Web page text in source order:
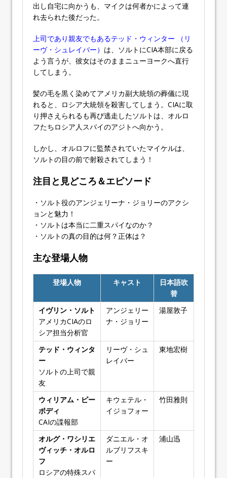
出し自宅に向かうも、マイクは何者かによって連
れ去られた後だった。
上司であり親友でもあるテッド・ウィンター （リ
ーヴ・シュレイバー） は、ソルトにCIA本部に戻る
よう言うが、彼女はそのままニューヨークへ直行
してしまう。
髪の毛を黒く染めてアメリカ副大統領の葬儀に現
れると、ロシア大統領を殺害してしまう。CIAに取
り押さえられるも再び逃走したソルトは、オルロ
フたちロシア人スパイのアジトへ向かう。
しかし、オルロフに監禁されていたマイケルは、
ソルトの目の前で射殺されてしまう！
注目と見どころ＆エピソード
・ソルト役のアンジェリーナ・ジョリーのアクシ
ョンと魅力！
・ソルトは本当に二重スパイなのか？
・ソルトの真の目的は何？正体は？
主な登場人物
登場人物 キャスト
日本語吹
替
イヴリン・ソルト
アメリカCIAのロ
シア担当分析官
アンジェリー
ナ・ジョリー
湯屋敦子
テッド・ウィンタ
ー
ソルトの上司で親
友
リーヴ・シュ
レイバー
東地宏樹
ウィリアム・ピー
ボディ
CAIの諜報部
キウェテル・
イジョフォー
竹田雅則
オルグ・ワシリエ
ヴィッチ・オルロ
フ
ロシアの特殊スパ
ダニエル・オ
ルブリフスキ
ー
浦山迅